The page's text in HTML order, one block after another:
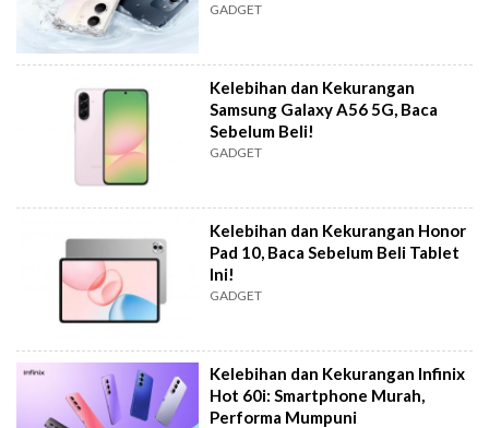
GADGET
Kelebihan dan Kekurangan
Samsung Galaxy A56 5G, Baca
Sebelum Beli!
GADGET
Kelebihan dan Kekurangan Honor
Pad 10, Baca Sebelum Beli Tablet
Ini!
GADGET
Kelebihan dan Kekurangan Infinix
Hot 60i: Smartphone Murah,
Performa Mumpuni